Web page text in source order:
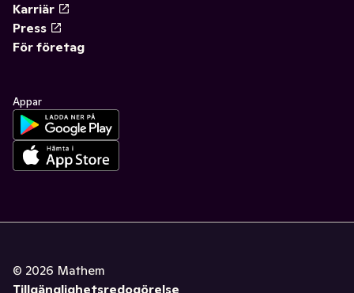
Karriär
Press
För företag
Appar
© 2026 Mathem
Tillgänglighetsredogörelse